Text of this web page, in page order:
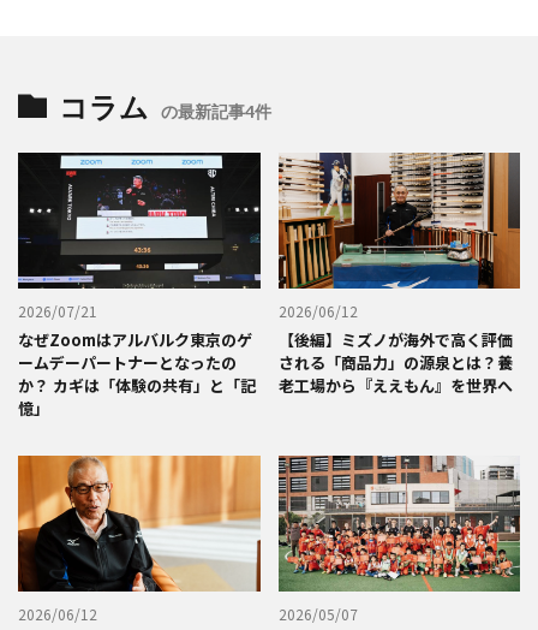
コラム の最新記事4件
2026/07/21
なぜZoomはアルバルク東京のゲ
ームデーパートナーとなったの
か？ カギは「体験の共有」と「記
憶」
2026/06/12
【後編】ミズノが海外で高く評価
される「商品力」の源泉とは？養
老工場から『ええもん』を世界へ
2026/06/12 2026/05/07